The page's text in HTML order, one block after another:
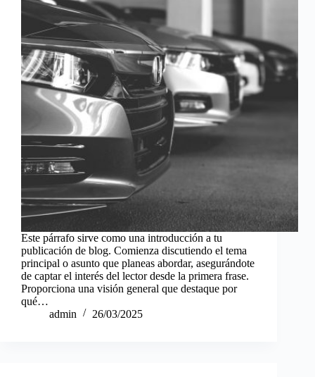
Este párrafo sirve como una introducción a tu
publicación de blog. Comienza discutiendo el tema
principal o asunto que planeas abordar, asegurándote
de captar el interés del lector desde la primera frase.
Proporciona una visión general que destaque por
qué…
admin
26/03/2025